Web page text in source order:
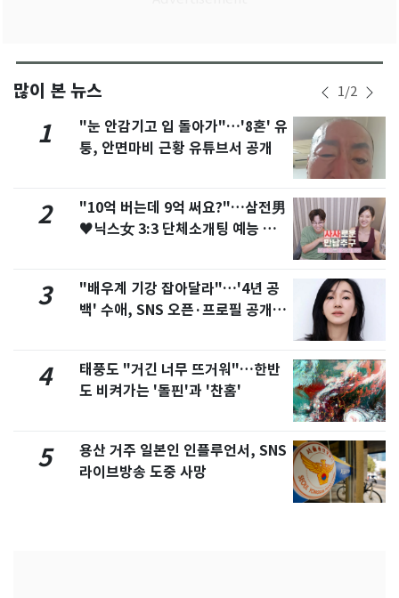
많이 본 뉴스 1/2
1
"눈 안감기고 입 돌아가"…'8혼' 유
퉁, 안면마비 근황 유튜브서 공개
2
"10억 버는데 9억 써요?"…삼전男
♥닉스女 3:3 단체소개팅 예능 화
3
"배우계 기강 잡아달라"…'4년 공
백' 수애, SNS 오픈·프로필 공개
4
태풍도 "거긴 너무 뜨거워"…한반
도 비켜가는 '돌핀'과 '찬홈'
5
용산 거주 일본인 인플루언서, SNS
라이브방송 도중 사망